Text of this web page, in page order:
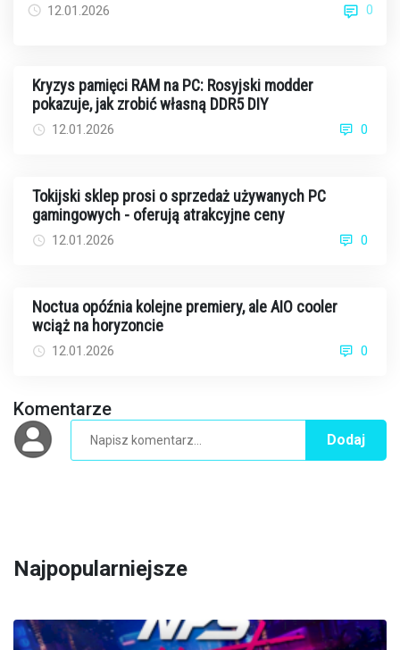
12.01.2026 0
Kryzys pamięci RAM na PC: Rosyjski modder
pokazuje, jak zrobić własną DDR5 DIY
12.01.2026 0
Tokijski sklep prosi o sprzedaż używanych PC
gamingowych - oferują atrakcyjne ceny
12.01.2026 0
Noctua opóźnia kolejne premiery, ale AIO cooler
wciąż na horyzoncie
12.01.2026 0
Komentarze
Dodaj
Najpopularniejsze